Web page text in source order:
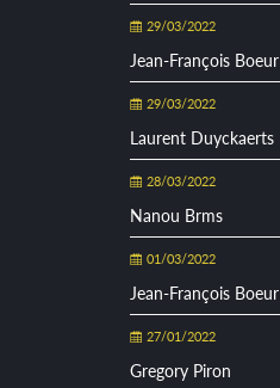
29/03/2022
Jean-François Boeur
29/03/2022
Laurent Duyckaerts
28/03/2022
Nanou Brms
01/03/2022
Jean-François Boeur
27/01/2022
Gregory Piron